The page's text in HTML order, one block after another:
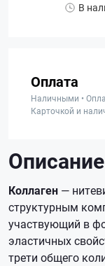
В
Оплата
Наличными •
Карточкой и
Описание
Коллаген —
структурным
участвующий в
эластичных
трети общего